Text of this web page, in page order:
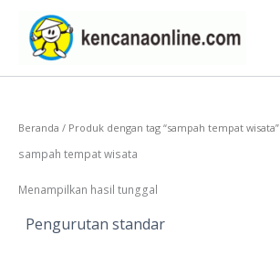
konten
Beranda / Produk dengan tag “sampah tempat wisata”
sampah tempat wisata
Menampilkan hasil tunggal